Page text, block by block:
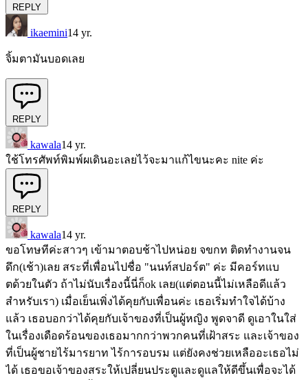
REPLY
ikaemini14 yr.
จิ้มตามันบอดเลย
REPLY
kawala14 yr.
ใช้โทรศัพท์พิมพ์ผเดินอะเลยไว้จะมาแก้ไขนะคะ nite ค่ะ
REPLY
kawala14 yr.
ขอโทษทีค่ะสาวๆ เข้ามาตอบช้าไปหน่อย จขกท ติดทำงานจน
ดึก(เช้า)เลย สระที่เพื่อนไปชื่อ "นนท์สปอร์ต" ค่ะ มีคอร์ทแบ
ตด้วยในตัว ถ้าไม่นับเรื่องนี้นี่ก็ok เลย(แต่ตอนนี้ไม่เหลือดีแล้ว
สำหรับเรา) เมื่อเย็นเพิ่งได้คุยกับเพื่อนค่ะ เธอเริ่มทำใจได้บ้าง
แล้ว เธอบอกว่าได้คุยกับเจ้าของที่เป็นผู้หญิง พูดจาดี ดูเอาในใส่
ในเรื่องเดือดร้อนของเธอมากกว่าพวกคนที่เฝ้าสระ และเจ้าของ
ที่เป็นผู้ชายไร้มารยาท ไร้การอบรม แต่ยังคงช่วยเหลืออะเธอไม่
ได้ เธอขอเจ้าของสระให้เปลี่ยนประตูและดูแลให้ดีขึ้นเพื่อจะได้